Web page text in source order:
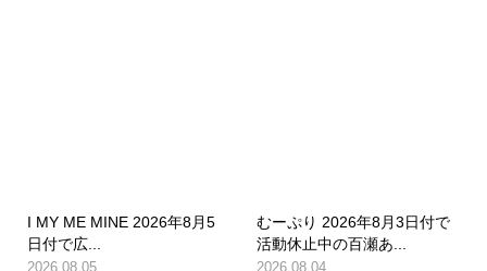
I MY ME MINE 2026年8月5
日付で広...
2026.08.05
むーぷり 2026年8月3日付で
活動休止中の百瀬あ...
2026.08.04